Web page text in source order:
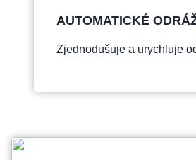
AUTOMATICKÉ
Zjednodušuje a urychluje